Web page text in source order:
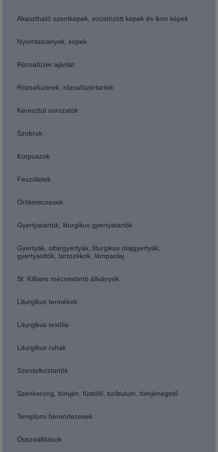
Akasztható szentképek, ezüstözött képek és ikon képek
Nyomtatványok, képek
Rózsafüzér ajánlat
Rózsafüzérek, rózsafüzértartók
Keresztút sorozatok
Szobrok
Korpuszok
Feszületek
Örökmécsesek
Gyertyatartók, liturgikus gyertyatartók
Gyertyák, oltárgyertyák, liturgikus olajgyertyák,
gyertyaoltók, tartozékok, lámpaolaj
St. Killians mécsestartó állványok
Liturgikus termékek
Liturgikus textília
Liturgikus ruhák
Szenteltvíztartók
Szénkorong, tömjén, füstölő, turibulum, tömjénégető
Templomi berendezések
Összeállítások